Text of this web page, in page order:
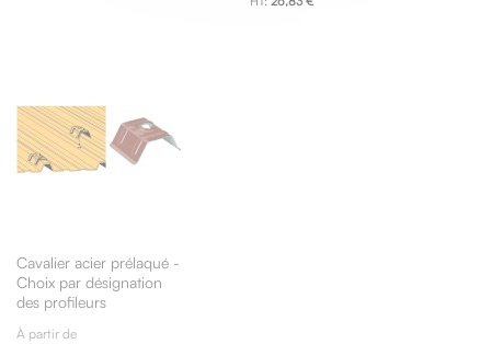
Cavalier acier prélaqué -
Choix par désignation
des profileurs
À partir de